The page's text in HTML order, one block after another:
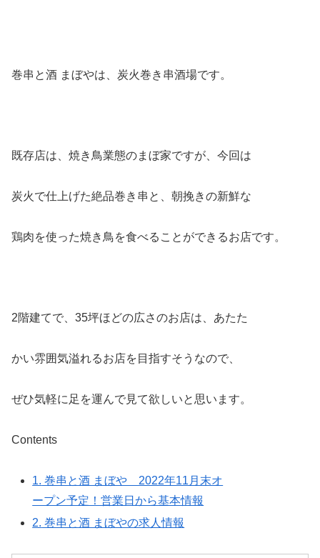
巻串と酒 まぼやは、炭火巻き串酒場です。
既存店は、焼き鳥業態のまぼ家ですが、今回は
炭火で仕上げた絶品巻き串と、朝挽きの新鮮な
鶏肉を使った焼き鳥を食べることができるお店です。
2階建てで、35坪ほどの広さのお店は、あたた
かい雰囲気溢れるお店を目指すそうなので、
ぜひ気軽に足を運んで見て欲しいと思います。
Contents
1. 巻串と酒 まぼや 2022年11月末オ
ープン予定！営業日から基本情報
2. 巻串と酒 まぼやの求人情報